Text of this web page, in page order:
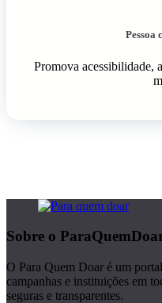
Pessoa
Promova acessibilidade,
Sobre o
O Para Quem Doar é um
campanhas e instituições em
seguras e transparentes.